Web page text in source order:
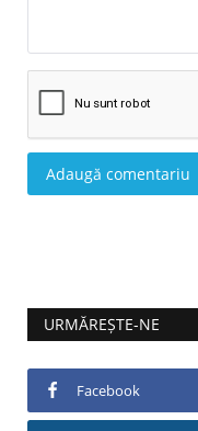
Adaugă comentariu
URMĂREȘTE-NE
Facebook